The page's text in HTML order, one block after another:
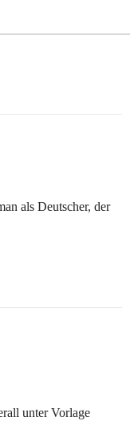
als Deutscher, der
unter Vorlage